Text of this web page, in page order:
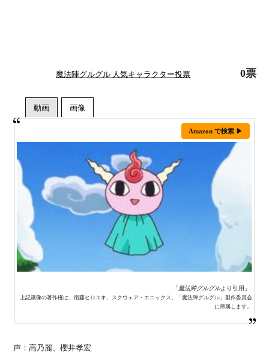
魔法陣グルグル 人気キャラクター投票 0票
Amazon で検索 ▶
「 魔法陣グルグルより引用」
上記画像の著作権は、衛藤ヒロユキ、スクウェア・エニックス、「魔法陣グルグル」製作委員会
に帰属します。
声：高乃麗、櫻井孝宏